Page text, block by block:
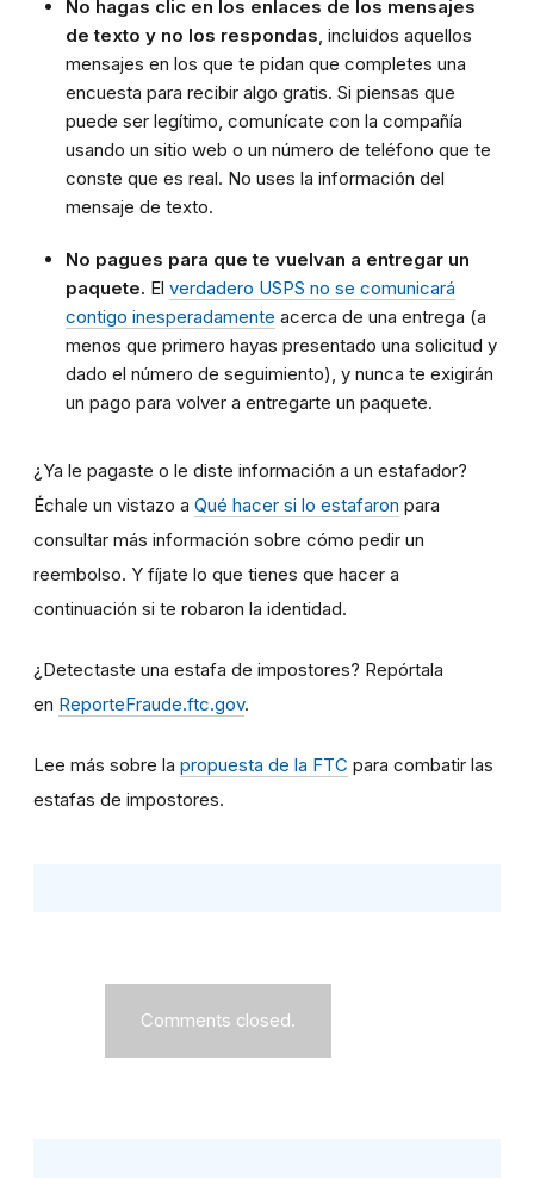
No hagas clic en los enlaces de los mensajes
de texto y no los respondas, incluidos aquellos
mensajes en los que te pidan que completes una
encuesta para recibir algo gratis. Si piensas que
puede ser legítimo, comunícate con la compañía
usando un sitio web o un número de teléfono que te
conste que es real. No uses la información del
mensaje de texto.
No pagues para que te vuelvan a entregar un
paquete. El verdadero USPS no se comunicará
contigo inesperadamente acerca de una entrega (a
menos que primero hayas presentado una solicitud y
dado el número de seguimiento), y nunca te exigirán
un pago para volver a entregarte un paquete.
¿Ya le pagaste o le diste información a un estafador?
Échale un vistazo a Qué hacer si lo estafaron para
consultar más información sobre cómo pedir un
reembolso. Y fíjate lo que tienes que hacer a
continuación si te robaron la identidad.
¿Detectaste una estafa de impostores? Repórtala
en ReporteFraude.ftc.gov.
Lee más sobre la propuesta de la FTC para combatir las
estafas de impostores.
Comments closed.